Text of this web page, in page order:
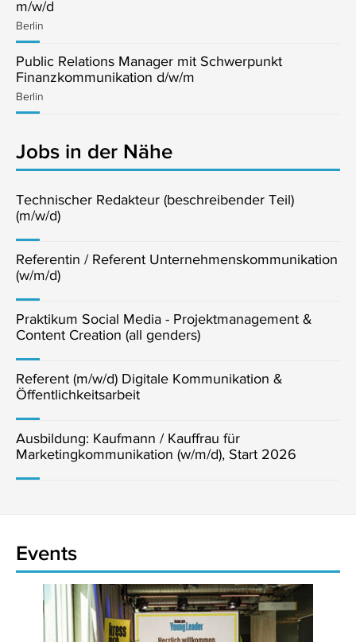
m/w/d
Berlin
Public Relations Manager mit Schwerpunkt
Finanzkommunikation d/w/m
Berlin
Jobs in der Nähe
Technischer Redakteur (beschreibender Teil)
(m/w/d)
Referentin / Referent Unternehmenskommunikation
(w/m/d)
Praktikum Social Media - Projektmanagement &
Content Creation (all genders)
Referent (m/w/d) Digitale Kommunikation &
Öffentlichkeitsarbeit
Ausbildung: Kaufmann / Kauffrau für
Marketingkommunikation (w/m/d), Start 2026
Events